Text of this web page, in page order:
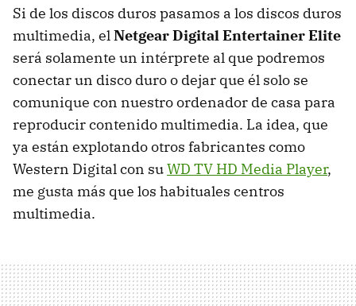
Si de los discos duros pasamos a los discos duros
multimedia, elNetgear Digital Entertainer Elite
será solamente un intérprete al que podremos
conectar un disco duro o dejar que él solo se
comunique con nuestro ordenador de casa para
reproducir contenido multimedia. La idea, que
ya están explotando otros fabricantes como
Western Digital con suWD TV HD Media Player,
me gusta más que los habituales centros
multimedia.